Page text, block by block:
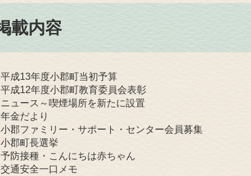
載内容
平成13年度小郡町当初予算
平成12年度小郡町教育委員会表彰
ニュース～喫煙場所を新たに設置
年金だより
小郡ファミリー・サポート・センター会員募集
小郡町長選挙
予防接種・こんにちは赤ちゃん
交通安全一口メモ